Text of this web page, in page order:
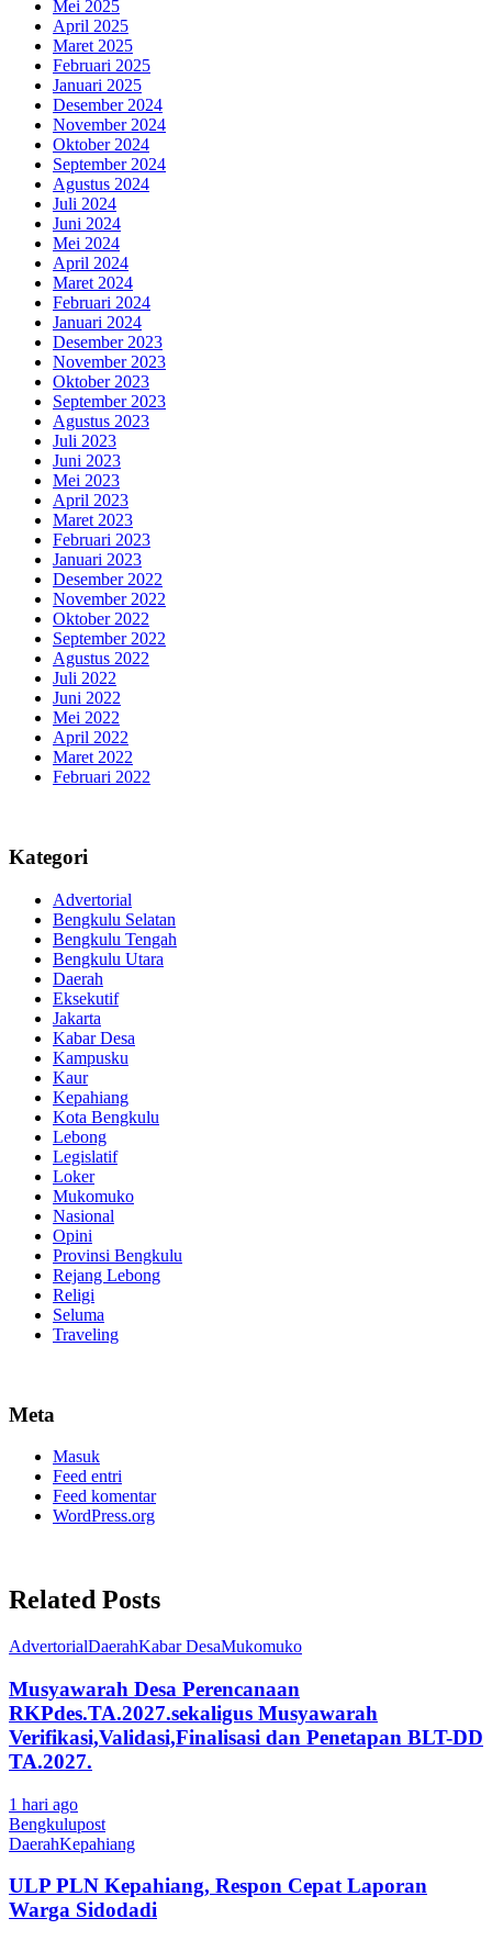
Mei 2025
April 2025
Maret 2025
Februari 2025
Januari 2025
Desember 2024
November 2024
Oktober 2024
September 2024
Agustus 2024
Juli 2024
Juni 2024
Mei 2024
April 2024
Maret 2024
Februari 2024
Januari 2024
Desember 2023
November 2023
Oktober 2023
September 2023
Agustus 2023
Juli 2023
Juni 2023
Mei 2023
April 2023
Maret 2023
Februari 2023
Januari 2023
Desember 2022
November 2022
Oktober 2022
September 2022
Agustus 2022
Juli 2022
Juni 2022
Mei 2022
April 2022
Maret 2022
Februari 2022
Kategori
Advertorial
Bengkulu Selatan
Bengkulu Tengah
Bengkulu Utara
Daerah
Eksekutif
Jakarta
Kabar Desa
Kampusku
Kaur
Kepahiang
Kota Bengkulu
Lebong
Legislatif
Loker
Mukomuko
Nasional
Opini
Provinsi Bengkulu
Rejang Lebong
Religi
Seluma
Traveling
Meta
Masuk
Feed entri
Feed komentar
WordPress.org
Related Posts
AdvertorialDaerahKabar DesaMukomuko
Musyawarah Desa Perencanaan
RKPdes.TA.2027.sekaligus Musyawarah
Verifikasi,Validasi,Finalisasi dan Penetapan BLT-DD
TA.2027.
1 hari ago
Bengkulupost
DaerahKepahiang
ULP PLN Kepahiang, Respon Cepat Laporan
Warga Sidodadi